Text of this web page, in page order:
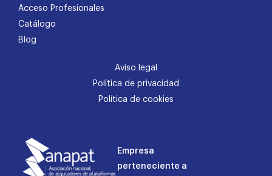
Acceso Profesionales
Catálogo
Blog
Aviso legal
Política de privacidad
Política de cookies
Empresa
perteneciente a